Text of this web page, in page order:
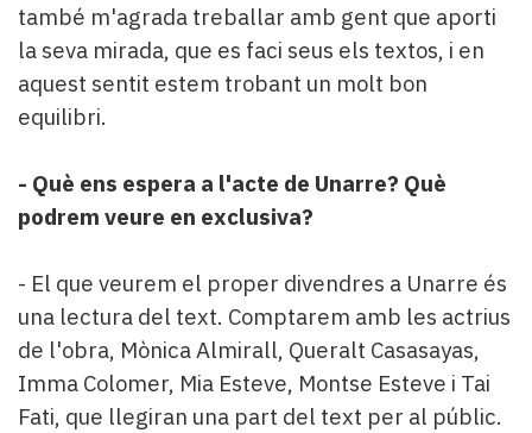
també m'agrada treballar amb gent que aporti
la seva mirada, que es faci seus els textos, i en
aquest sentit estem trobant un molt bon
equilibri.
- Què ens espera a l'acte de Unarre? Què
podrem veure en exclusiva?
- El que veurem el proper divendres a Unarre és
una lectura del text. Comptarem amb les actrius
de l'obra, Mònica Almirall, Queralt Casasayas,
Imma Colomer, Mia Esteve, Montse Esteve i Tai
Fati, que llegiran una part del text per al públic.